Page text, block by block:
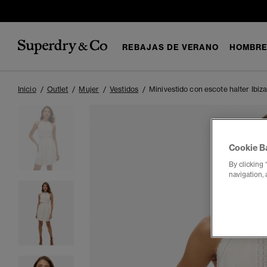
REBAJAS DE VERANO HOMBRE
Inicio Outlet Mujer Vestidos Minivestido con escote halter Ibiza
Cookie
By clicking
navigation,